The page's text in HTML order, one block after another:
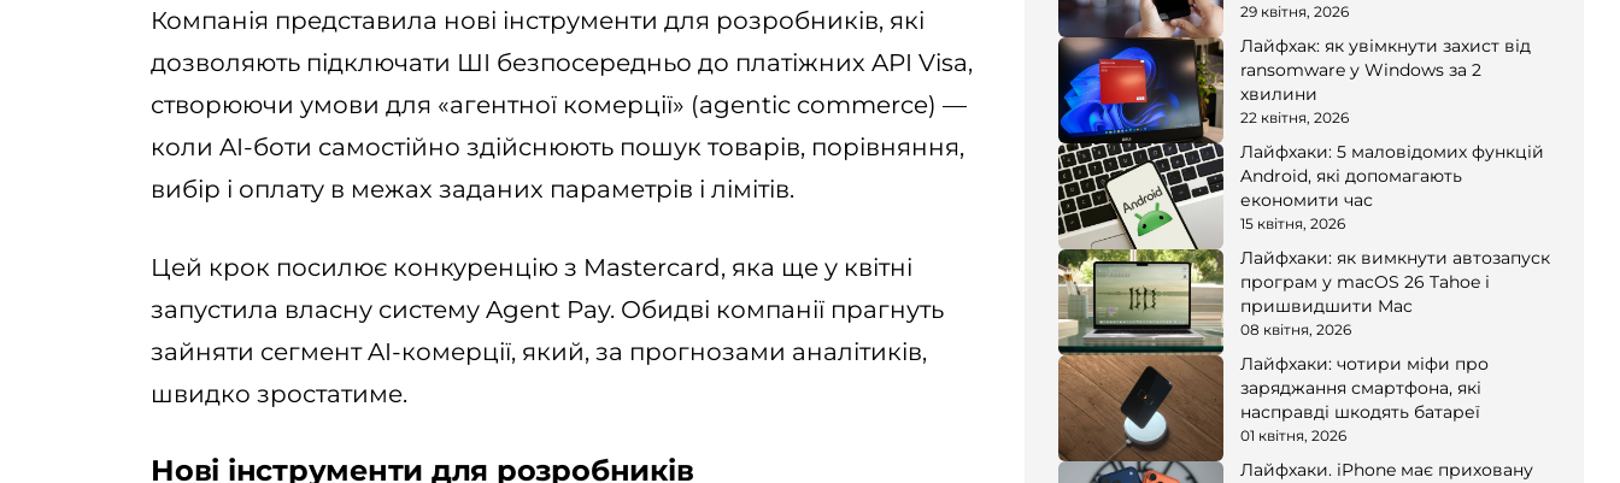
Компанія представила нові інструменти для розробників, які
дозволяють підключати ШІ безпосередньо до платіжних API Visa,
створюючи умови для «агентної комерції» (agentic commerce) —
коли AI-боти самостійно здійснюють пошук товарів, порівняння,
вибір і оплату в межах заданих параметрів і лімітів.
Цей крок посилює конкуренцію з Mastercard, яка ще у квітні
запустила власну систему Agent Pay. Обидві компанії прагнуть
зайняти сегмент AI-комерції, який, за прогнозами аналітиків,
швидко зростатиме.
Нові інструменти для розробників
29 квітня, 2026
Лайфхак: як увімкнути захист від
ransomware у Windows за 2
хвилини
22 квітня, 2026
Лайфхаки: 5 маловідомих функцій
Android, які допомагають
економити час
15 квітня, 2026
Лайфхаки: як вимкнути автозапуск
програм у macOS 26 Tahoe і
пришвидшити Mac
08 квітня, 2026
Лайфхаки: чотири міфи про
заряджання смартфона, які
насправді шкодять батареї
01 квітня, 2026
Лайфхаки. iPhone має приховану